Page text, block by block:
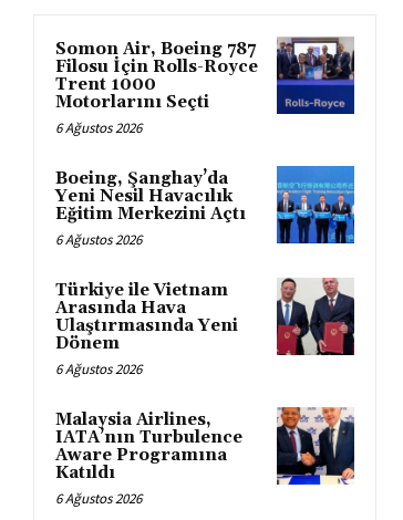
Somon Air, Boeing 787
Filosu İçin Rolls-Royce
Trent 1000
Motorlarını Seçti
6 Ağustos 2026
Boeing, Şanghay’da
Yeni Nesil Havacılık
Eğitim Merkezini Açtı
6 Ağustos 2026
Türkiye ile Vietnam
Arasında Hava
Ulaştırmasında Yeni
Dönem
6 Ağustos 2026
Malaysia Airlines,
IATA’nın Turbulence
Aware Programına
Katıldı
6 Ağustos 2026